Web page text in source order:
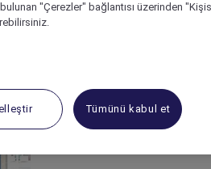
"Çerezler" bağlantısı üzerinden
Tümünü kabul et